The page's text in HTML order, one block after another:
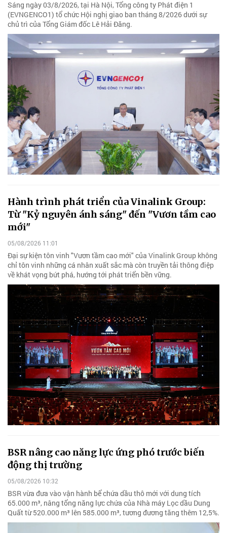
Sáng ngày 03/8/2026, tại Hà Nội, Tổng công ty Phát điện 1
(EVNGENCO1) tổ chức Hội nghị giao ban tháng 8/2026 dưới sự
chủ trì của Tổng Giám đốc Lê Hải Đăng.
Hành trình phát triển của Vinalink Group:
Từ "Kỷ nguyên ánh sáng" đến "Vươn tầm cao
mới"
05/08/2026 11:01
Đại sự kiện tôn vinh "Vươn tầm cao mới" của Vinalink Group không
chỉ tôn vinh những cá nhân xuất sắc mà còn truyền tải thông điệp
về khát vọng bứt phá, hướng tới phát triển bền vững.
BSR nâng cao năng lực ứng phó trước biến
động thị trường
05/08/2026 10:32
BSR vừa đưa vào vận hành bể chứa dầu thô mới với dung tích
65.000 m³, nâng tổng năng lực chứa của Nhà máy Lọc dầu Dung
Quất từ 520.000 m³ lên 585.000 m³, tương đương tăng thêm 12,5%.